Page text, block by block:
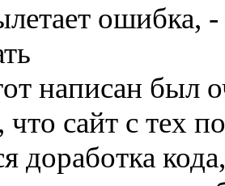
ошибка, -
написан был
сайт с тех
доработка